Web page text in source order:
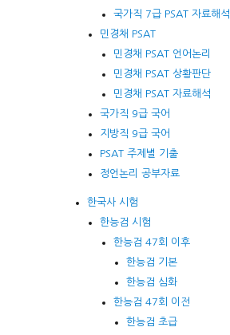
국가직 7급 PSAT 자료해석
민경채 PSAT
민경채 PSAT 언어논리
민경채 PSAT 상황판단
민경채 PSAT 자료해석
국가직 9급 국어
지방직 9급 국어
PSAT 주제별 기출
정언논리 공부자료
한국사 시험
한능검 시험
한능검 47회 이후
한능검 기본
한능검 심화
한능검 47회 이전
한능검 초급